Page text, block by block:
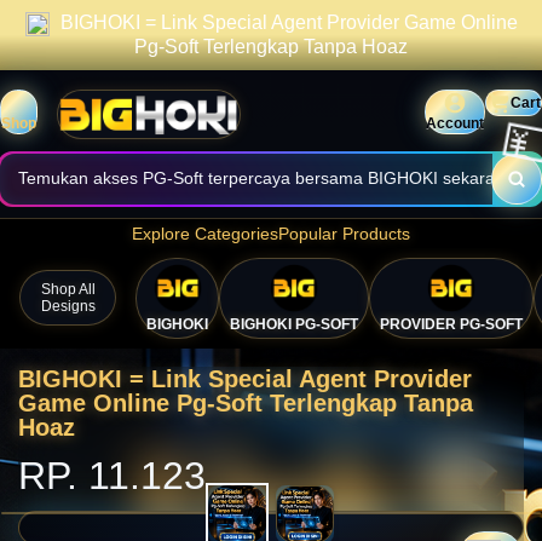
BIGHOKI = Link Special Agent Provider Game Online
Pg-Soft Terlengkap Tanpa Hoaz
Shop
praktis.
Informasi halaman dibuat jelas, cepat, dan mudah digunakan.
Nikmati akses nyaman melalui perangkat desktop maupun mobile.
Temukan akses PG-Soft terpercaya bersama BIGHOKI sekarang.
Account
Cart
Explore CategoriesPopular Products
Shop All
Designs
BIGHOKI
BIGHOKI PG-SOFT PROVIDER PG-SOFT
BIGHOKI = Link Special Agent Provider
Game Online Pg-Soft Terlengkap Tanpa
Hoaz
RP. 11.123 💴